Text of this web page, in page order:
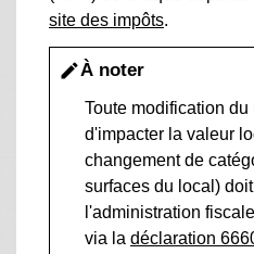
site des impôts.
editÀ noter
Toute modification
d'impacter la valeur
changement de
surfaces du local)
l'administration
via la déclaration